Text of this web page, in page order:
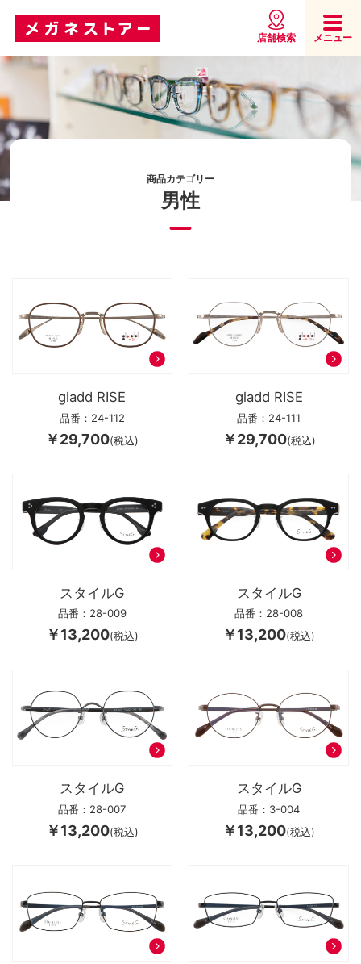
店舗検索 メニュー
商品カテゴリー
男性
gladd RISE
品番：24-112
￥29,700(税込)
gladd RISE
品番：24-111
￥29,700(税込)
スタイルG
品番：28-009
￥13,200(税込)
スタイルG
品番：28-008
￥13,200(税込)
スタイルG
品番：28-007
￥13,200(税込)
スタイルG
品番：3-004
￥13,200(税込)